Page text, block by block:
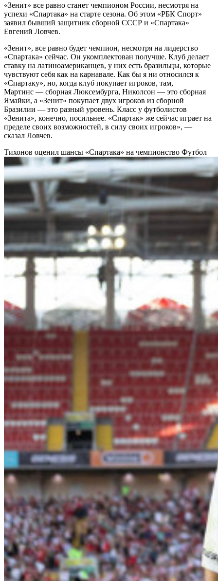
«Зенит» все равно станет чемпионом России, несмотря на
успехи «Спартака» на старте сезона. Об этом «РБК Спорт»
заявил бывший защитник сборной СССР и «Спартака»
Евгений Ловчев.
«Зенит», все равно будет чемпион, несмотря на лидерство
«Спартака» сейчас. Он укомплектован получше. Клуб делает
ставку на латиноамериканцев, у них есть бразильцы, которые
чувствуют себя как на карнавале. Как бы я ни относился к
«Спартаку», но, когда клуб покупает игроков, там,
Мартинс — сборная Люксембурга, Николсон — это сборная
Ямайки, а «Зенит» покупает двух игроков из сборной
Бразилии — это разный уровень. Класс у футболистов
«Зенита», конечно, посильнее. «Спартак» же сейчас играет на
пределе своих возможностей, в силу своих игроков», —
сказал Ловчев.
Тихонов оценил шансы «Спартака» на чемпионство Футбол